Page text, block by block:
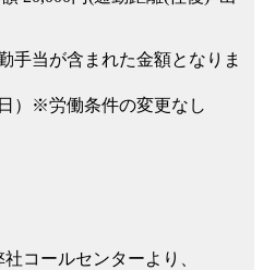
手当が含まれた金額となりま
）※労働条件の変更なし
コールセンターより、